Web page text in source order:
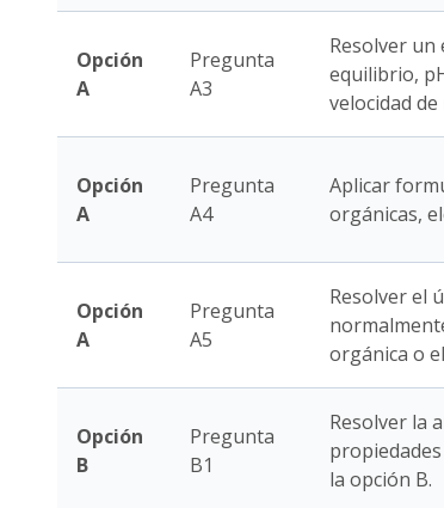
Opción
A
Pregunta
A3
Resolver un
equilibrio,
velocidad de
Opción
A
Pregunta
A4
Aplicar
orgánicas,
Opción
A
Pregunta
A5
Resolver el
orgánica o
Opción
B
Pregunta
B1
Resolver la
la opción B.